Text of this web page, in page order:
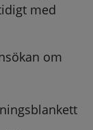
med
om